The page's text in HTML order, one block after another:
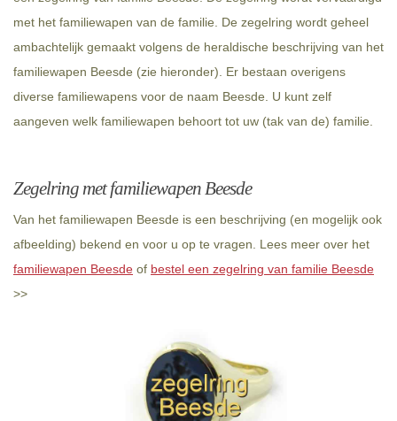
met het familiewapen van de familie. De zegelring wordt geheel
ambachtelijk gemaakt volgens de heraldische beschrijving van het
familiewapen Beesde (zie hieronder). Er bestaan overigens
diverse familiewapens voor de naam Beesde. U kunt zelf
aangeven welk familiewapen behoort tot uw (tak van de) familie.
Zegelring met familiewapen Beesde
Van het familiewapen Beesde is een beschrijving (en mogelijk ook
afbeelding) bekend en voor u op te vragen. Lees meer over het
familiewapen Beesde of bestel een zegelring van familie Beesde
>>